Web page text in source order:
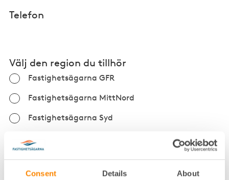
Consent Details About
Telefon
Välj den region du tillhör
Fastighetsägarna GFR
Fastighetsägarna MittNord
Fastighetsägarna Syd
GDPR-bekräftelse
till att vi sparar dina uppgifter enligt vår